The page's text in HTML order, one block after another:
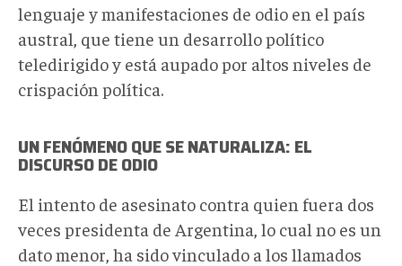
lenguaje y manifestaciones de odio en el país
austral, que tiene un desarrollo político
teledirigido y está aupado por altos niveles de
crispación política.
UN FENÓMENO QUE SE NATURALIZA: EL
DISCURSO DE ODIO
El intento de asesinato contra quien fuera dos
veces presidenta de Argentina, lo cual no es un
dato menor, ha sido vinculado a los llamados